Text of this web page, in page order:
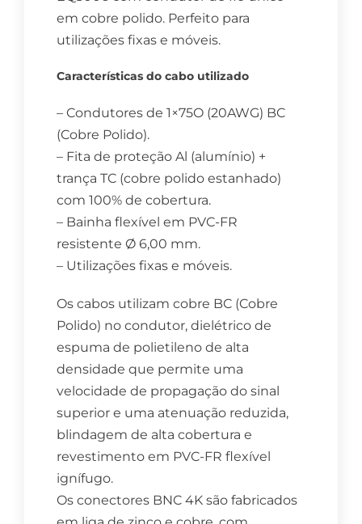
em cobre polido. Perfeito para
utilizações fixas e móveis.
Características do cabo utilizado
– Condutores de 1×75O (20AWG) BC
(Cobre Polido).
– Fita de proteção Al (alumínio) +
trança TC (cobre polido estanhado)
com 100% de cobertura.
– Bainha flexível em PVC-FR
resistente Ø 6,00 mm.
– Utilizações fixas e móveis.
Os cabos utilizam cobre BC (Cobre
Polido) no condutor, dielétrico de
espuma de polietileno de alta
densidade que permite uma
velocidade de propagação do sinal
superior e uma atenuação reduzida,
blindagem de alta cobertura e
revestimento em PVC-FR flexível
ignífugo.
Os conectores BNC 4K são fabricados